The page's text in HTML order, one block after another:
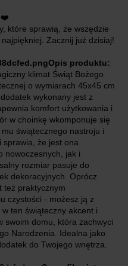
❤️
które sprawią, że wszędzie
Zacznij już dzisiaj!
Opis produktu:
klimat Świąt Bożego
o wymiarach 45x45 cm
wykonany jest z
komfort użytkowania i
w choinkę wkomponuje się
świątecznego nastroju i
sprawia, że jest ona
nowoczesnych, jak i
rozmiar pasuje do
dekoracyjnych. Oprócz
też praktycznym
czystości - możesz ją z
ten świąteczny akcent i
swoim domu, która zachwyci
Narodzenia. Idealna jako
do Twojego wnętrza.